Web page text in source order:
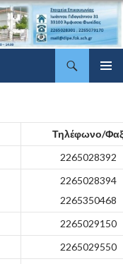
Τηλέφωνο/Φαξ
2265028392
2265028394
2265350468
2265029150
2265029550